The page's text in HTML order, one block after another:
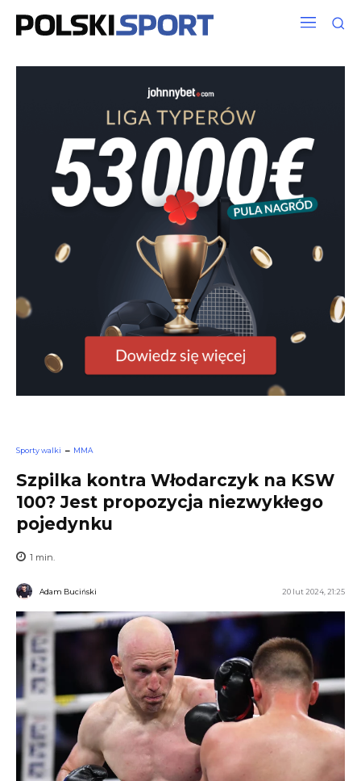
Sporty walki MMA
Szpilka kontra Włodarczyk na KSW
100? Jest propozycja niezwykłego
pojedynku
1 min.
Adam Buciński 20 lut 2024, 21:25